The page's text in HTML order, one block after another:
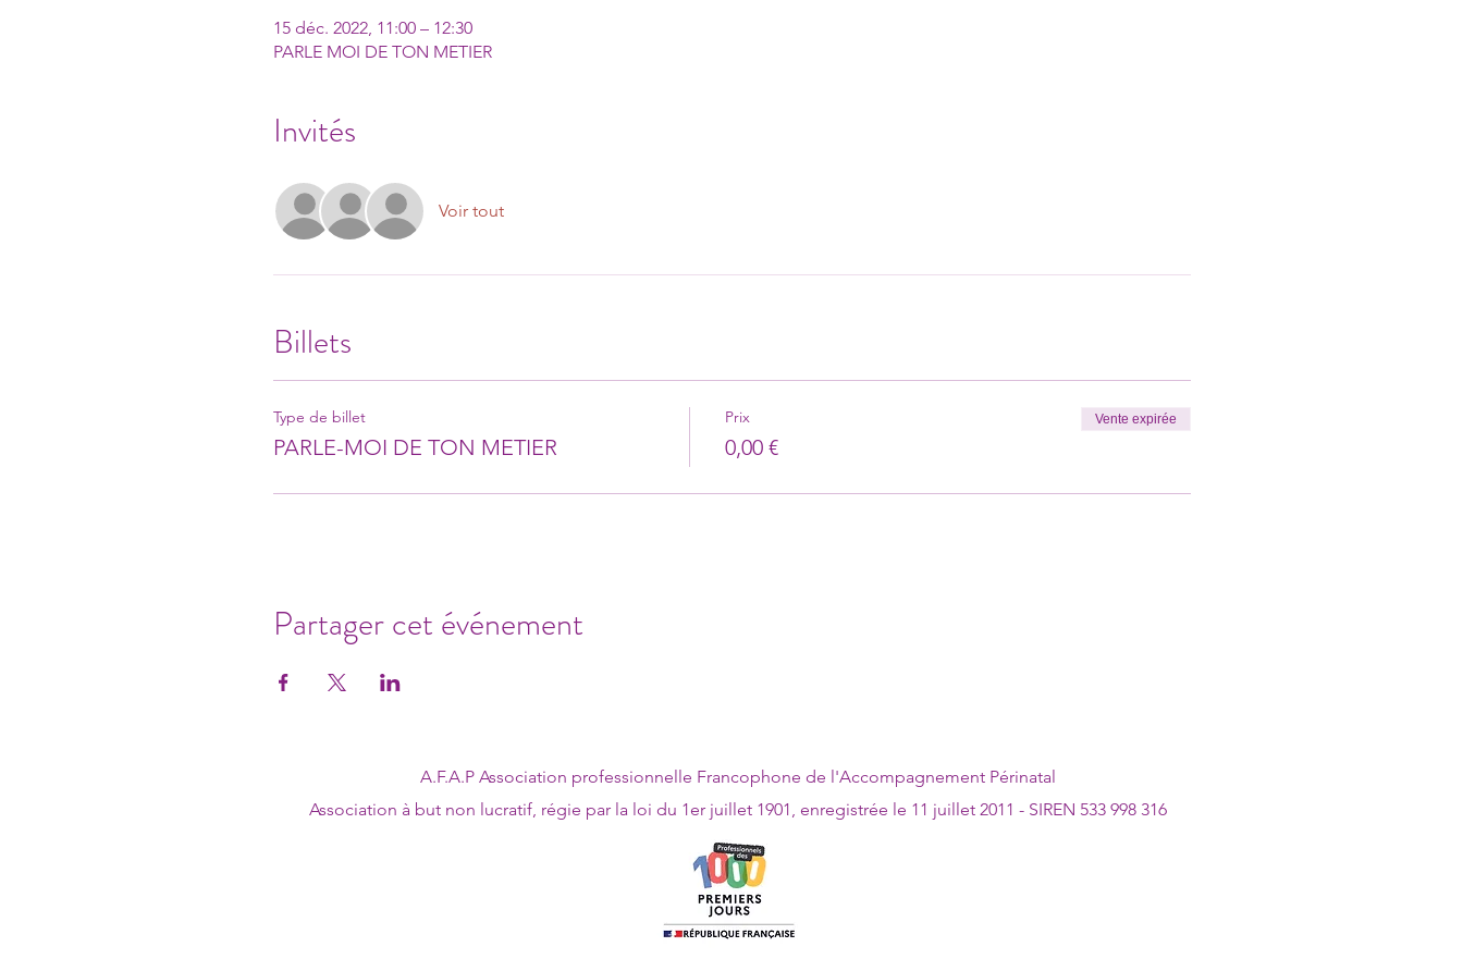
15 déc. 2022, 11:00 – 12:30
PARLE MOI DE TON METIER
Invités
Voir tout
Billets
Type de billet
PARLE-MOI DE TON METIER
Prix
0,00 €
Vente expirée
Partager cet événement
A.F.A.P Association professionnelle Francophone de l'Accompagnement Périnatal
Association à but non lucratif, régie par la loi du 1er juillet 1901, enregistrée le 11 juillet 2011 - SIREN 533 998 316